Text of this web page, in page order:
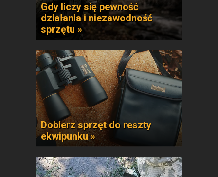
Gdy liczy się pewność
działania i niezawodność
sprzętu »
Dobierz sprzęt do reszty
ekwipunku »